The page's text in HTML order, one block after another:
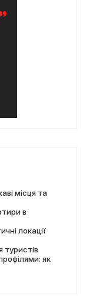
місця та
в
локації
туристів
як